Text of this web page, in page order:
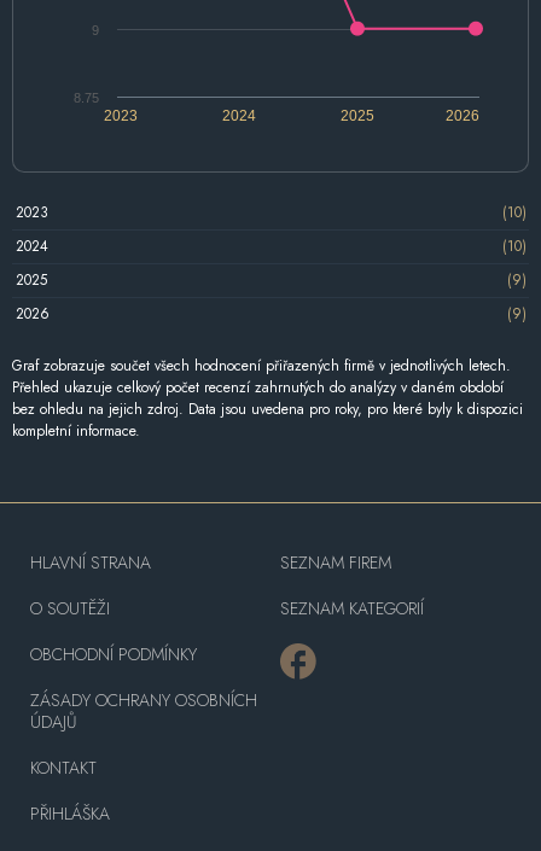
2024 2026
2023 2025
8.75
9
2023
(10)
2024
(10)
2025
(9)
2026
(9)
Graf zobrazuje součet všech hodnocení přiřazených firmě v jednotlivých letech.
Přehled ukazuje celkový počet recenzí zahrnutých do analýzy v daném období
bez ohledu na jejich zdroj. Data jsou uvedena pro roky, pro které byly k dispozici
kompletní informace.
HLAVNÍ STRANA
O SOUTĚŽI
OBCHODNÍ PODMÍNKY
ZÁSADY OCHRANY OSOBNÍCH
ÚDAJŮ
KONTAKT
PŘIHLÁŠKA
SEZNAM FIREM
SEZNAM KATEGORIÍ